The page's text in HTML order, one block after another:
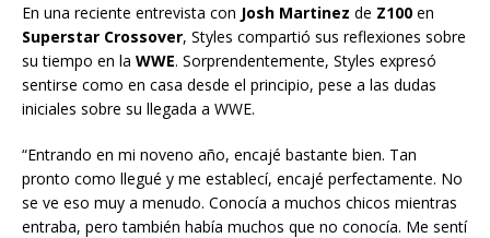
En una reciente entrevista con Josh Martinez de Z100 en
Superstar Crossover, Styles compartió sus reflexiones sobre
su tiempo en la WWE. Sorprendentemente, Styles expresó
sentirse como en casa desde el principio, pese a las dudas
iniciales sobre su llegada a WWE.
“Entrando en mi noveno año, encajé bastante bien. Tan
pronto como llegué y me establecí, encajé perfectamente. No
se ve eso muy a menudo. Conocía a muchos chicos mientras
entraba, pero también había muchos que no conocía. Me sentí